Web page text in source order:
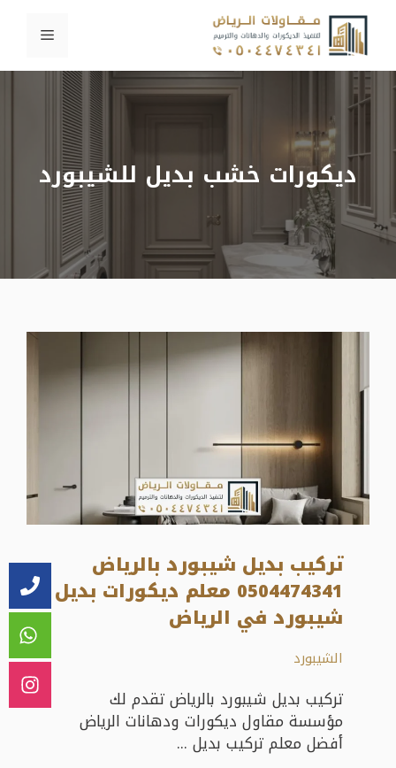
انتقل
المحتوى
ديكورات خشب بديل للشيبورد
تركيب بديل شيبورد بالرياض
0504474341 معلم ديكورات بديل
شيبورد في الرياض
الشيبورد
تركيب بديل شيبورد بالرياض تقدم لك
مؤسسة مقاول ديكورات ودهانات الرياض
أفضل معلم تركيب بديل ...